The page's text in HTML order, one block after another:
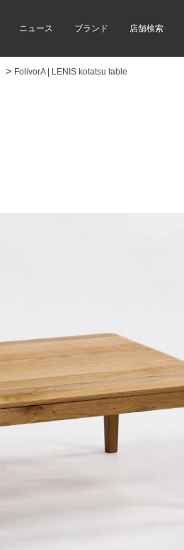
ニュース ブランド 店舗検索
> FolivorA | LENIS kotatsu table